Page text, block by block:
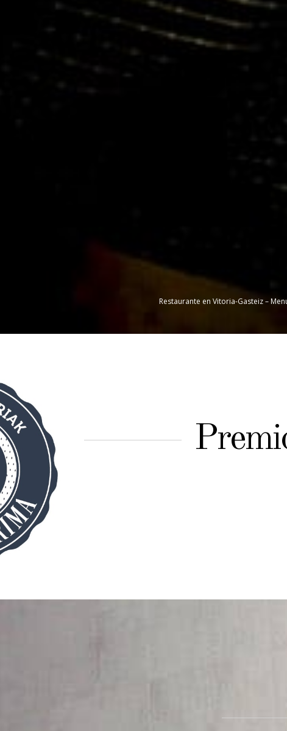
Restaurante en Vitoria-Gasteiz –